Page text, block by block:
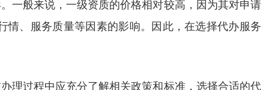
一般来说，一级资质的价格相对较高，因为其对申请
、服务质量等因素的影响。因此，在选择代办服务
理过程中应充分了解相关政策和标准，选择合适的代